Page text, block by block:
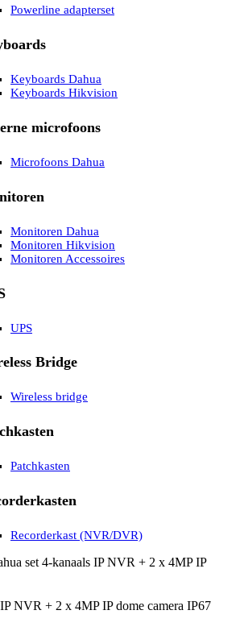
Powerline adapterset
Keyboards Dahua
Keyboards Hikvision
microfoons
Microfoons Dahua
Monitoren Dahua
Monitoren Hikvision
Monitoren Accessoires
UPS
Bridge
Wireless bridge
Patchkasten
Recorderkast (NVR/DVR)
set 4-kanaals IP NVR + 2 x 4MP IP